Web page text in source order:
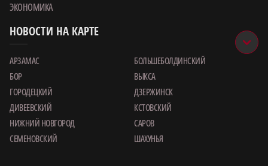
ЭКОНОМИКА
НОВОСТИ НА КАРТЕ
АРЗАМАС
БОЛЬШЕБОЛДИНСКИЙ
БОР
ВЫКСА
ГОРОДЕЦКИЙ
ДЗЕРЖИНСК
ДИВЕЕВСКИЙ
КСТОВСКИЙ
НИЖНИЙ НОВГОРОД
САРОВ
СЕМЕНОВСКИЙ
ШАХУНЬЯ